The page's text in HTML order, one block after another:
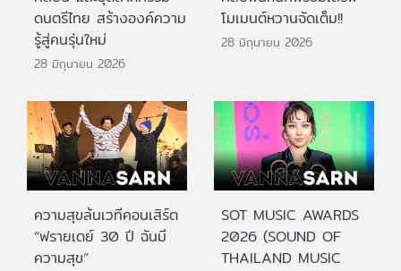
ดนตรีไทย สร้างองค์ความ
รู้สู่คนรุ่นใหม่
28 มิถุนายน 2026
โมเมนต์หวานจัดเต็ม!!
28 มิถุนายน 2026
ความสุขล้นเวทีคอนเสิร์ต
“ฟรายเดย์ 30 ปี ฉันมี
ความสุข”
SOT MUSIC AWARDS
2026 (SOUND OF
THAILAND MUSIC